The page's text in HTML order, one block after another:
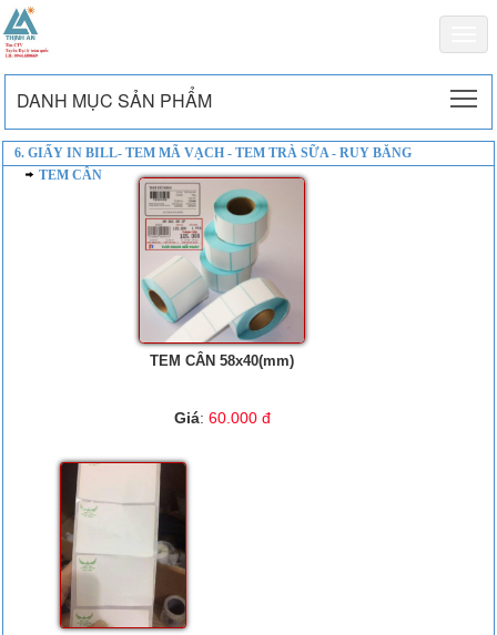
DANH MỤC SẢN PHẨM
6. GIẤY IN BILL- TEM MÃ VẠCH - TEM TRÀ SỮA - RUY BĂNG
TEM CÂN
TEM CÂN 58x40(mm)
Giá: 60.000 đ